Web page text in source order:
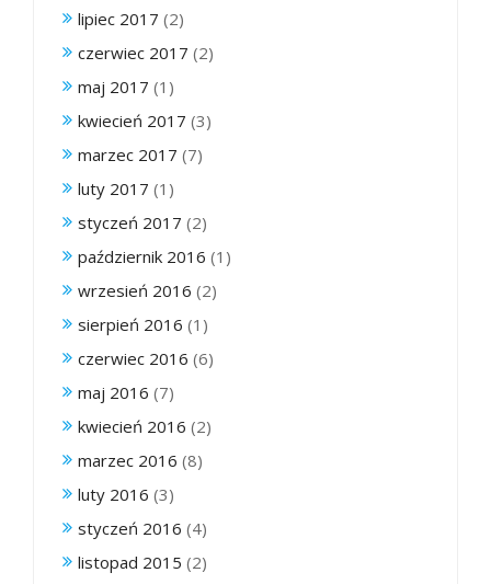
lipiec 2017 (2)
czerwiec 2017 (2)
maj 2017 (1)
kwiecień 2017 (3)
marzec 2017 (7)
luty 2017 (1)
styczeń 2017 (2)
październik 2016 (1)
wrzesień 2016 (2)
sierpień 2016 (1)
czerwiec 2016 (6)
maj 2016 (7)
kwiecień 2016 (2)
marzec 2016 (8)
luty 2016 (3)
styczeń 2016 (4)
listopad 2015 (2)